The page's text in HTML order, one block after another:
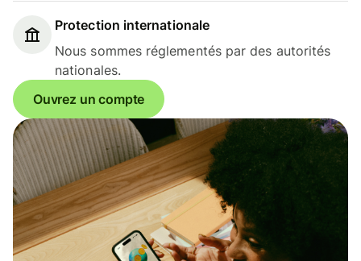
Protection internationale
Nous sommes réglementés par des autorités
nationales.
Ouvrez un compte